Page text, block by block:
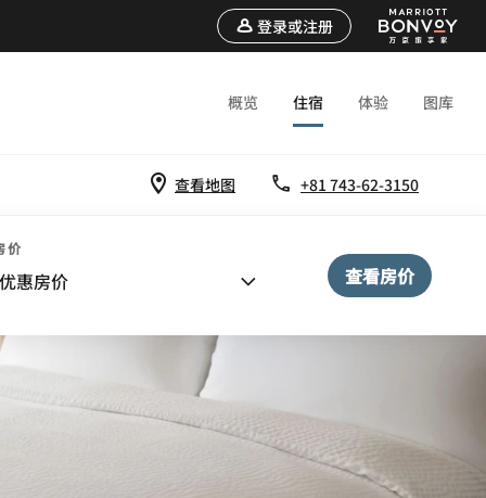
登录或注册
概览 住宿 体验 图库
查看地图 +81 743-62-3150
价
惠房价 查看房价